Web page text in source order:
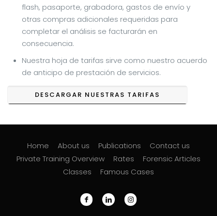
flash, pasaporte, grabadora, gastos de envío y
otras compras adicionales requeridas para
completar el análisis se facturarán en
consecuencia.
Nuestra hoja de tarifas sirve como nuestro acuerdo
de anticipo de prestación de servicios.
DESCARGAR NUESTRAS TARIFAS
Home About us Publications
Contact us
Private Training Overview
Rates
Forensic Articles
Classes
Famous Cases